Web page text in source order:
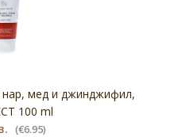
нар, мед и джинджифил,
100 ml
(€6.95)